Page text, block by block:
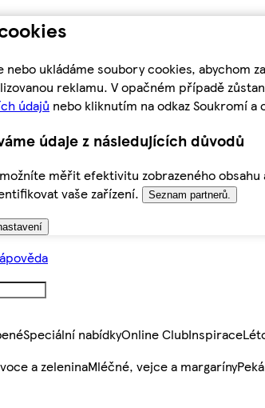
nebo ukládáme soubory cookies,
reklamu. V opačném případě
údajů nebo kliknutím na odkaz Soukromí
údaje z následujících důvodů
měřit efektivitu zobrazeného
vaše zařízení.
Seznam partnerů.
Speciální nabídkyOnline ClubInspirace
a zeleninaMléčné, vejce a margaríny